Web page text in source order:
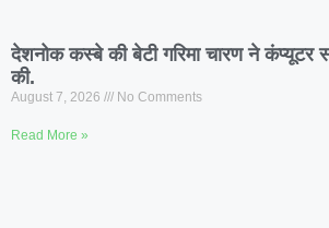
देशनोक कस्बे की बेटी गरिमा चारण ने कंप्यूटर
की.
August 7, 2026 No Comments
Read More »